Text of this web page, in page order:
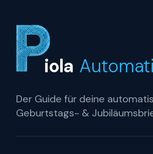
iola
Der Guide für deine
Geburtstags- &